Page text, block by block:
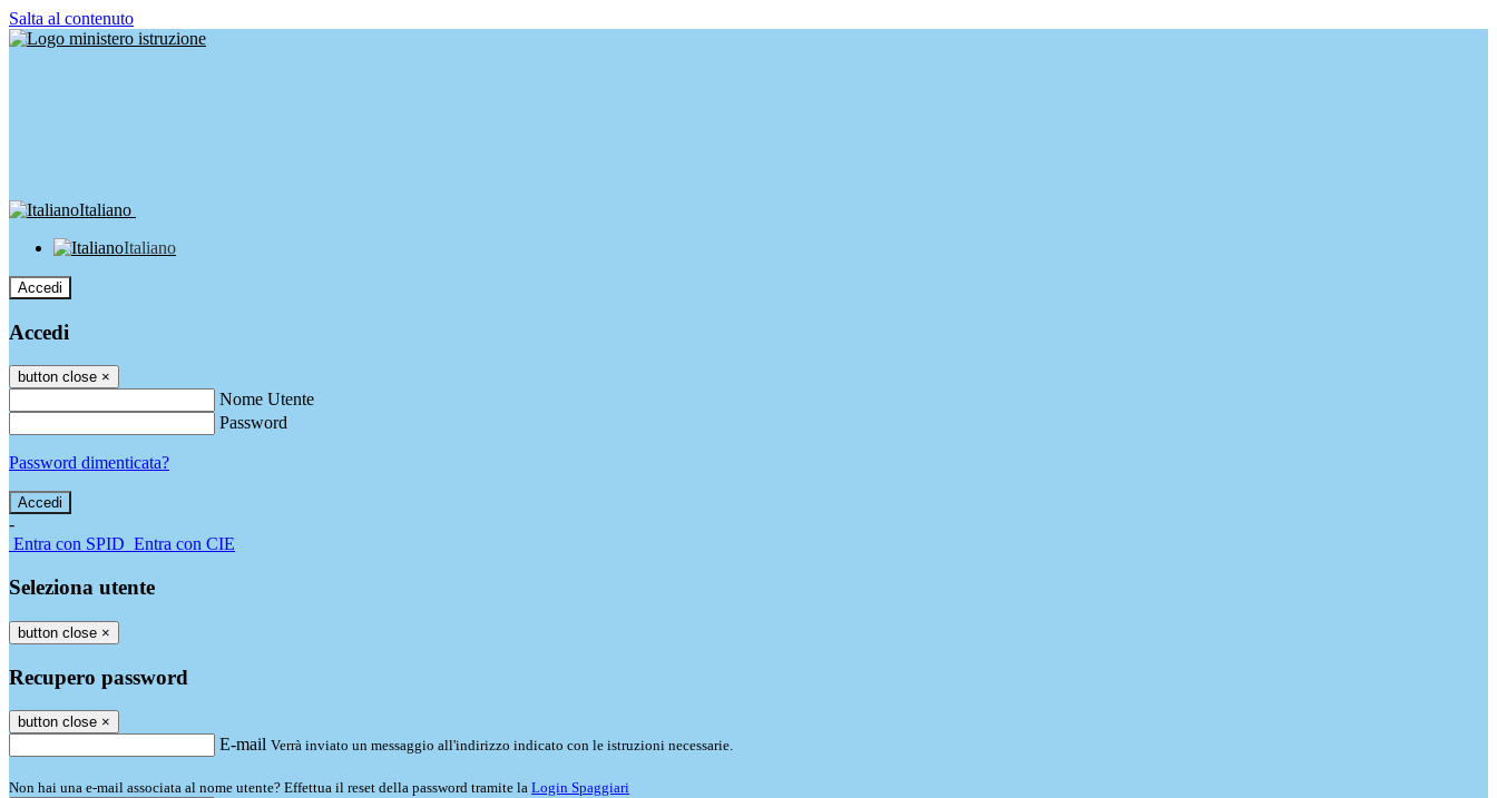
Salta al contenuto
Italiano
Italiano
Accedi
Accedi
button close ×
Nome Utente
Password
Password dimenticata?
-
Entra con SPID Entra con CIE
Seleziona utente
button close ×
Recupero password
button close ×
E-mail Verrà inviato un messaggio all'indirizzo indicato con le istruzioni necessarie.
Non hai una e-mail associata al nome utente? Effettua il reset della password tramite la Login Spaggiari